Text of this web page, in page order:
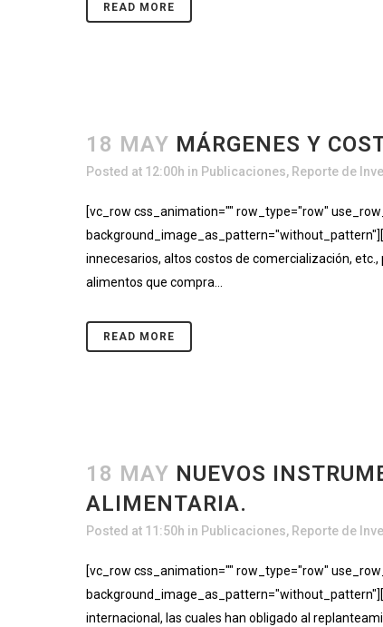
READ MORE
18 MAY MÁRGENES Y
Posted at 12:00h in Publicaciones, Reporte de
[vc_row css_animation="" row_type="row"
innecesarios, altos costos de comercialización,
alimentos que compra...
READ MORE
18 MAY NUEVOS
ALIMENTARIA.
Posted at 11:50h in Publicaciones, Reporte de
[vc_row css_animation="" row_type="row"
internacional, las cuales han obligado al